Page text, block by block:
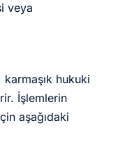
veya
hukuki
İşlemlerin
aşağıdaki